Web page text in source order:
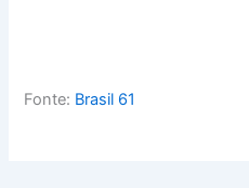
Fonte: Brasil 61